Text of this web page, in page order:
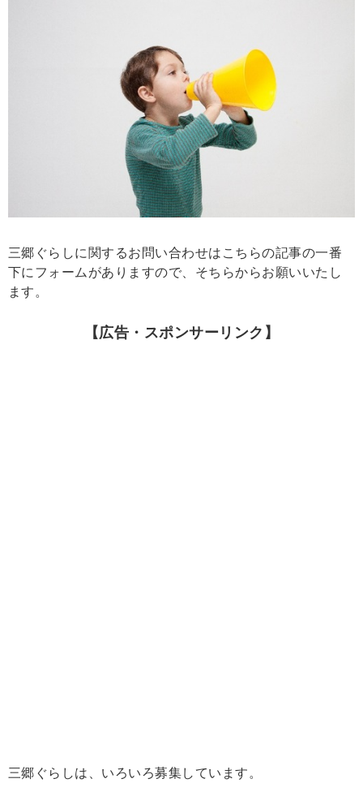
三郷ぐらしに関するお問い合わせはこちらの記事の一番
下にフォームがありますので、そちらからお願いいたし
ます。
【広告・スポンサーリンク】
三郷ぐらしは、いろいろ募集しています。